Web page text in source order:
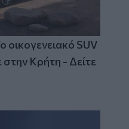
SUV
Κρήτη - Δείτε